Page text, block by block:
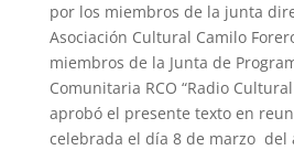
por los miembros de la junta
Asociación Cultural Camilo
miembros de la Junta de
Comunitaria RCO “Radio
aprobó el presente texto en
celebrada el día 8 de marzo del